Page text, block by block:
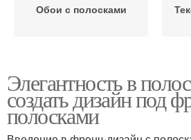
Обои с полосками
Покрытия с полосками
Элегантность в
создать дизайн под
полосками